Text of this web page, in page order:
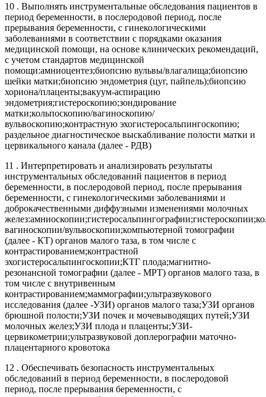
10 . Выполнять инструментальные обследования пациентов в
период беременности, в послеродовой период, после
прерывания беременности, с гинекологическими
заболеваниями в соответствии с порядками оказания
медицинской помощи, на основе клинических рекомендаций,
с учетом стандартов медицинской
помощи:амниоцентез;биопсию вульвы/влагалища;биопсию
шейки матки;биопсию эндометрия (цуг, пайпель);биопсию
хориона/плаценты;вакуум-аспирацию
эндометрия;гистероскопию;зондирование
матки;кольпоскопию/вагиноскопию/
вульвоскопию;контрастную эхогистеросальпингоскопию;
раздельное диагностическое выскабливание полости матки и
цервикального канала (далее - РДВ)
11 . Интерпретировать и анализировать результаты
инструментальных обследований пациентов в период
беременности, в послеродовой период, после прерывания
беременности, с гинекологическими заболеваниями и
доброкачественными диффузными изменениями молочных
вагиноскопии/вульвоскопии;компьютерной томографии
(далее - КТ) органов малого таза, в том числе с
контрастированием;контрастной
эхогистеросальпингоскопии;КТГ плода;магнитно-
резонансной томографии (далее - МРТ) органов малого таза, в
том числе с внутривенным
контрастированием;маммографии;ультразвукового
исследования (далее -УЗИ) органов малого таза;УЗИ органов
брюшной полости;УЗИ почек и мочевыводящих путей;УЗИ
молочных желез;УЗИ плода и плаценты;УЗИ-
цервикометрии;ультразвуковой доплерографии маточно-
плацентарного кровотока
12 . Обеспечивать безопасность инструментальных
обследований в период беременности, в послеродовой
период, после прерывания беременности, с